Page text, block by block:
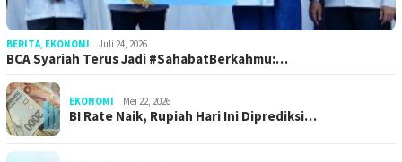
BERITA, EKONOMI Juli 24, 2026
BCA Syariah Terus Jadi #SahabatBerkahmu:…
EKONOMI Mei 22, 2026
BI Rate Naik, Rupiah Hari Ini Diprediksi…